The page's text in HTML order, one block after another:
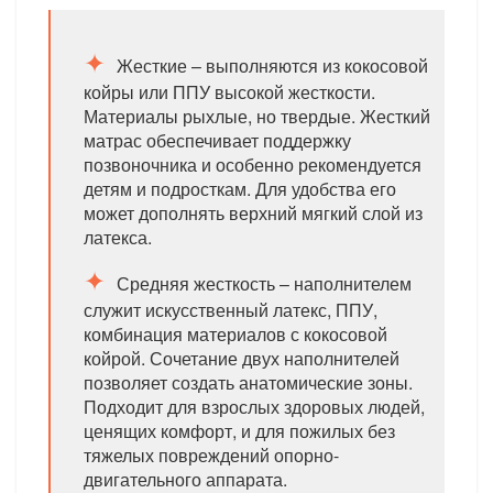
Жесткие – выполняются из кокосовой
койры или ППУ высокой жесткости.
Материалы рыхлые, но твердые. Жесткий
матрас обеспечивает поддержку
позвоночника и особенно рекомендуется
детям и подросткам. Для удобства его
может дополнять верхний мягкий слой из
латекса.
Средняя жесткость – наполнителем
служит искусственный латекс, ППУ,
комбинация материалов с кокосовой
койрой. Сочетание двух наполнителей
позволяет создать анатомические зоны.
Подходит для взрослых здоровых людей,
ценящих комфорт, и для пожилых без
тяжелых повреждений опорно-
двигательного аппарата.